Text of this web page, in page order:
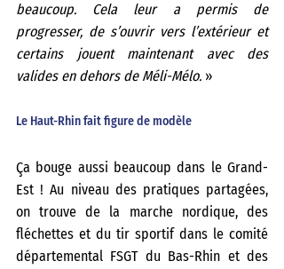
beaucoup. Cela leur a permis de
progresser, de s’ouvrir vers l’extérieur et
certains jouent maintenant avec des
valides en dehors de Méli-Mélo. »
Le Haut-Rhin fait figure de modèle
Ça bouge aussi beaucoup dans le Grand-
Est ! Au niveau des pratiques partagées,
on trouve de la marche nordique, des
fléchettes et du tir sportif dans le comité
départemental FSGT du Bas-Rhin et des